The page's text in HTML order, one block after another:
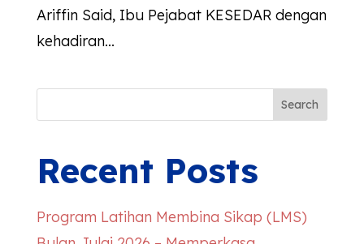
Ariffin Said, Ibu Pejabat KESEDAR dengan
kehadiran...
Search
Recent Posts
Program Latihan Membina Sikap (LMS)